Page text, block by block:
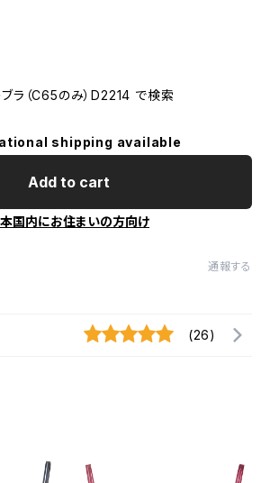
ラ（C65のみ）D2214 で検索
shipping available
Add to cart
国内にお住まいの方向け
通報する
(26)